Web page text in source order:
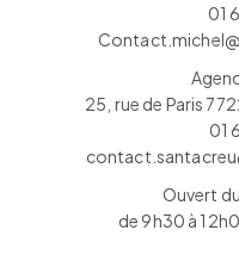
01
25, rue de Paris
01
Ouvert
de 9h30 à